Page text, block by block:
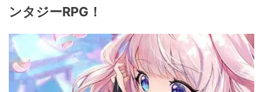
ンタジーRPG！